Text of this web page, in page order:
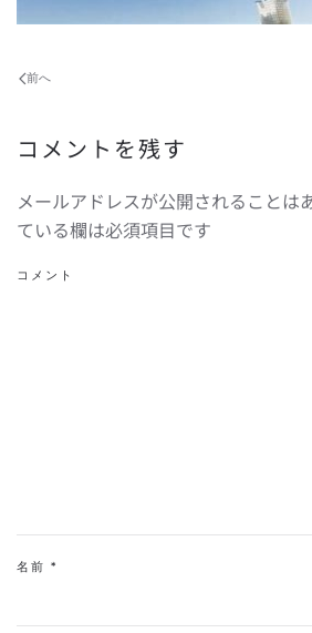
前へ
コメントを残す
メールアドレスが公開されることは
ている欄は必須項目です
コメント
名前 *